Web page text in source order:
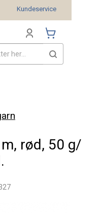
rød, 50 g/
Kundeservice